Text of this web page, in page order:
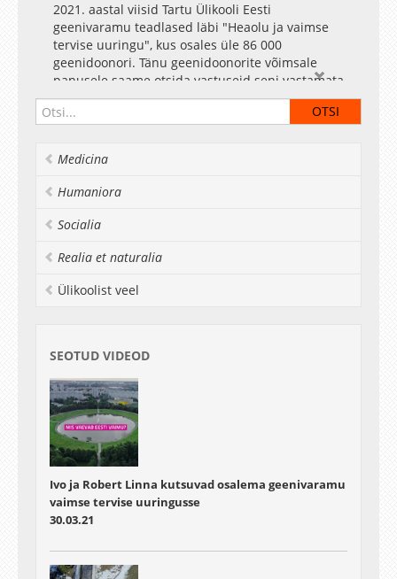
2021. aastal viisid Tartu Ülikooli Eesti
geenivaramu teadlased läbi "Heaolu ja vaimse
tervise uuringu", kus osales üle 86 000
geenidoonori. Tänu geenidoonorite võimsale
panusele saame otsida vastuseid seni vastamata
küsimustele. Näiteks selgitame välja,
missugused geneetilised ja keskkonnast
vaimset tervist ning kuidas erinevad vaimse
tervise probleemid tekivad.
Medicina
Humaniora
Socialia
Realia et naturalia
Ülikoolist veel
SEOTUD VIDEOD
Ivo ja Robert Linna kutsuvad osalema geenivaramu
vaimse tervise uuringusse
30.03.21